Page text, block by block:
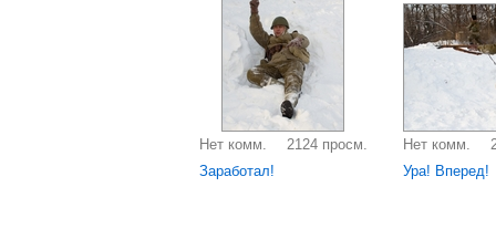
Нет комм.
2124 просм.
Заработал!
Нет комм.
Ура! Вперед!